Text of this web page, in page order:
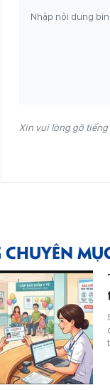
Xin vui lòng gõ tiếng